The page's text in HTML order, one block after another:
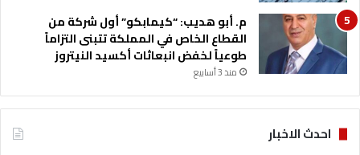
م. أبو هديب: “كيمابكو” أول شركة من
القطاع الخاص في المملكة تتبنى التزاماً
طوعياً لخفض انبعاثات أكسيد النيتروز
منذ 3 أسابيع
احدث الاخبار